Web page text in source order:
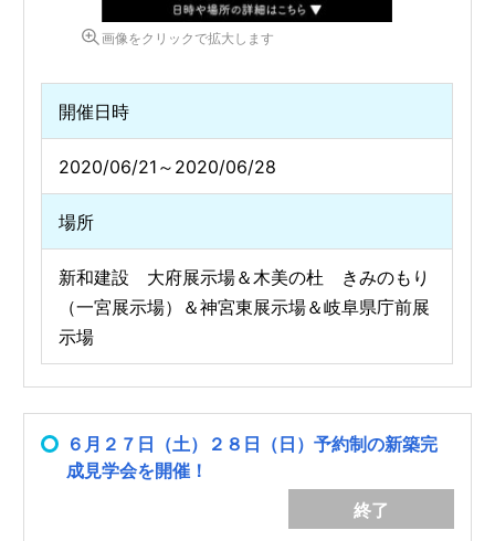
画像をクリックで拡大します
開催日時
2020/06/21～2020/06/28
場所
新和建設 大府展示場＆木美の杜 きみのもり
（一宮展示場）＆神宮東展示場＆岐阜県庁前展
示場
６月２７日（土）２８日（日）予約制の新築完
成見学会を開催！
終了